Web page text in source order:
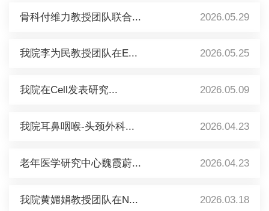
骨科付维力教授团队联合... 2026.05.29
我院李为民教授团队在E... 2026.05.25
我院在Cell发表研究... 2026.05.09
我院耳鼻咽喉-头颈外科... 2026.04.23
老年医学研究中心魏霞蔚... 2026.04.23
我院黄媚娟教授团队在N... 2026.03.18